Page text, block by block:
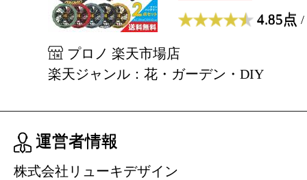
4.85点 /
プロノ 楽天市場店
楽天ジャンル：花・ガーデン・DIY
運営者情報
株式会社リューキデザイン